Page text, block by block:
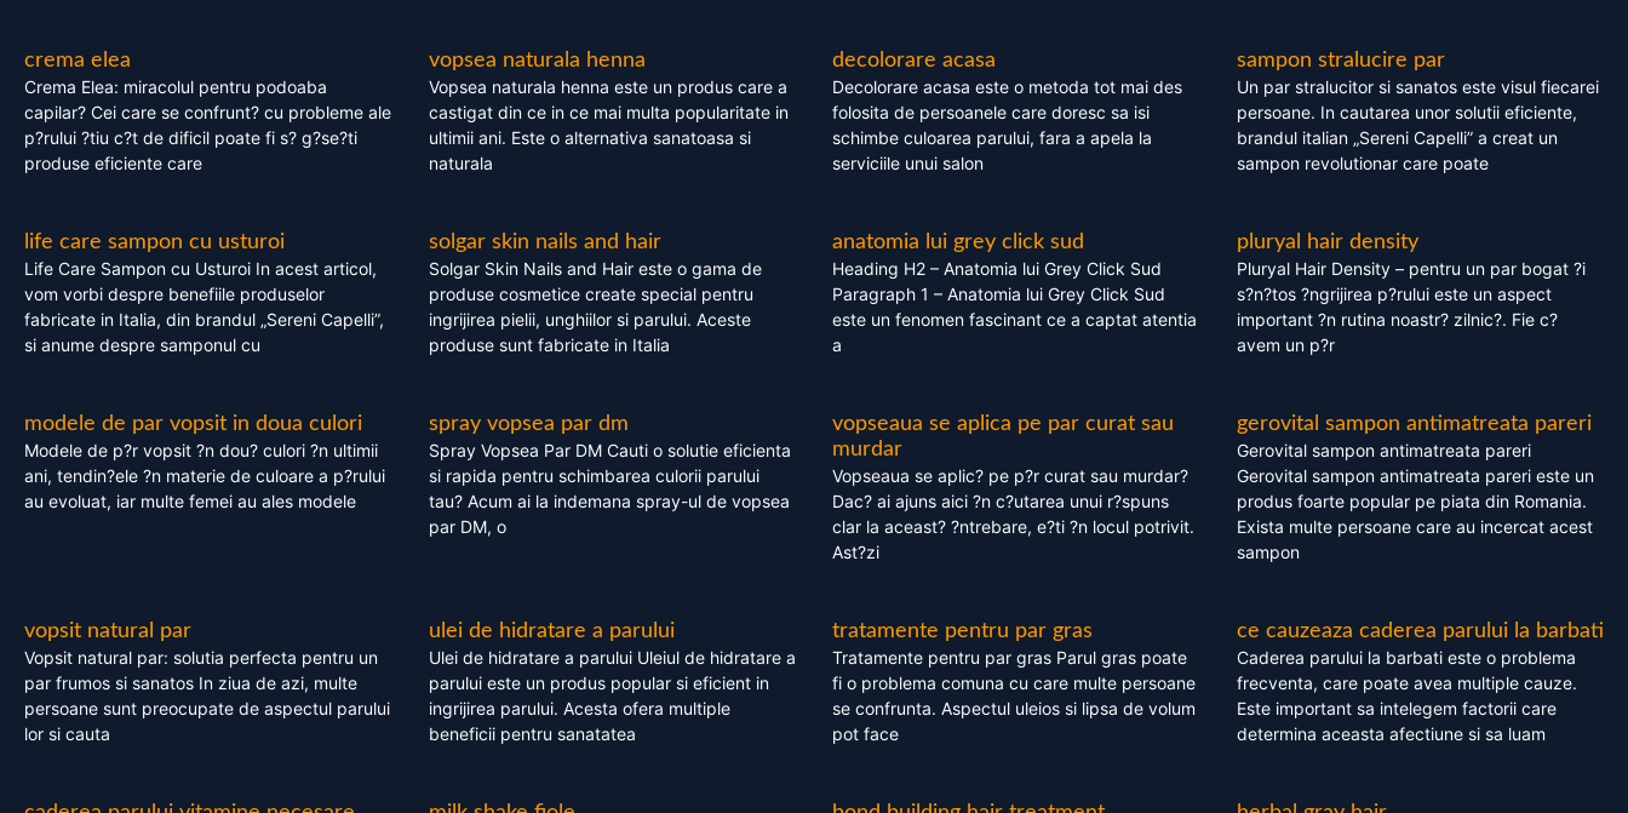
crema elea
Crema Elea: miracolul pentru podoaba
capilar? Cei care se confrunt? cu probleme ale
p?rului ?tiu c?t de dificil poate fi s? g?se?ti
produse eficiente care
vopsea naturala henna
Vopsea naturala henna este un produs care a
castigat din ce in ce mai multa popularitate in
ultimii ani. Este o alternativa sanatoasa si
naturala
decolorare acasa
Decolorare acasa este o metoda tot mai des
folosita de persoanele care doresc sa isi
schimbe culoarea parului, fara a apela la
serviciile unui salon
sampon stralucire par
Un par stralucitor si sanatos este visul fiecarei
persoane. In cautarea unor solutii eficiente,
brandul italian „Sereni Capelli” a creat un
sampon revolutionar care poate
life care sampon cu usturoi
Life Care Sampon cu Usturoi In acest articol,
vom vorbi despre benefiile produselor
fabricate in Italia, din brandul „Sereni Capelli”,
si anume despre samponul cu
solgar skin nails and hair
Solgar Skin Nails and Hair este o gama de
produse cosmetice create special pentru
ingrijirea pielii, unghiilor si parului. Aceste
produse sunt fabricate in Italia
anatomia lui grey click sud
Heading H2 – Anatomia lui Grey Click Sud
Paragraph 1 – Anatomia lui Grey Click Sud
este un fenomen fascinant ce a captat atentia
a
pluryal hair density
Pluryal Hair Density – pentru un par bogat ?i
s?n?tos ?ngrijirea p?rului este un aspect
important ?n rutina noastr? zilnic?. Fie c?
avem un p?r
modele de par vopsit in doua culori
Modele de p?r vopsit ?n dou? culori ?n ultimii
ani, tendin?ele ?n materie de culoare a p?rului
au evoluat, iar multe femei au ales modele
spray vopsea par dm
Spray Vopsea Par DM Cauti o solutie eficienta
si rapida pentru schimbarea culorii parului
tau? Acum ai la indemana spray-ul de vopsea
par DM, o
vopseaua se aplica pe par curat sau
murdar
Vopseaua se aplic? pe p?r curat sau murdar?
Dac? ai ajuns aici ?n c?utarea unui r?spuns
clar la aceast? ?ntrebare, e?ti ?n locul potrivit.
Ast?zi
gerovital sampon antimatreata pareri
Gerovital sampon antimatreata pareri
Gerovital sampon antimatreata pareri este un
produs foarte popular pe piata din Romania.
Exista multe persoane care au incercat acest
sampon
vopsit natural par
Vopsit natural par: solutia perfecta pentru un
par frumos si sanatos In ziua de azi, multe
persoane sunt preocupate de aspectul parului
lor si cauta
ulei de hidratare a parului
Ulei de hidratare a parului Uleiul de hidratare a
parului este un produs popular si eficient in
ingrijirea parului. Acesta ofera multiple
beneficii pentru sanatatea
tratamente pentru par gras
Tratamente pentru par gras Parul gras poate
fi o problema comuna cu care multe persoane
se confrunta. Aspectul uleios si lipsa de volum
pot face
ce cauzeaza caderea parului la barbati
Caderea parului la barbati este o problema
frecventa, care poate avea multiple cauze.
Este important sa intelegem factorii care
determina aceasta afectiune si sa luam